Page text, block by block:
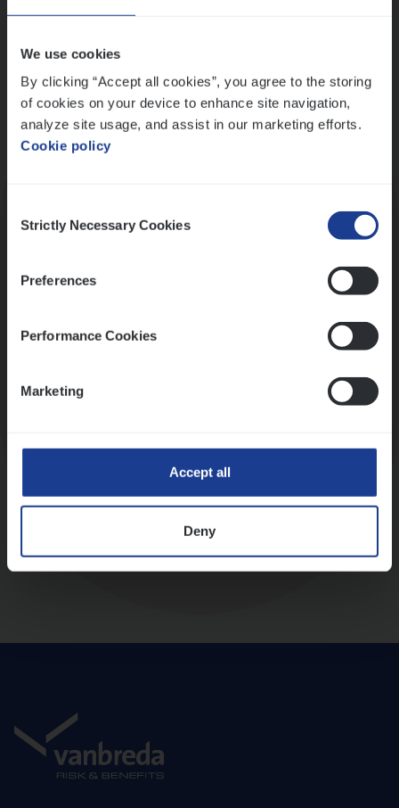
We use cookies
By clicking “Accept all cookies”, you agree to the storing
of cookies on your device to enhance site navigation,
analyze site usage, and assist in our marketing efforts.
Cookie policy
Selection
Strictly Necessary Cookies
Preferences
Performance Cookies
Marketing
Accept all
Deny